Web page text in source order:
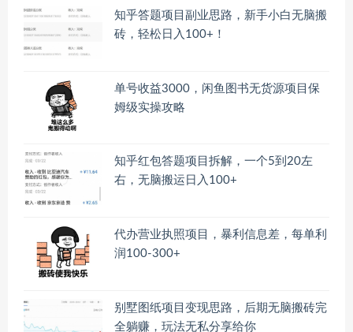
知乎答题项目副业思路，新手小白无脑搬
砖，轻松日入100+！
单号收益3000，闲鱼图书无货源项目保
姆级实操攻略
知乎红包答题项目拆解，一个5到20左
右，无脑搬运日入100+
代办营业执照项目，暴利信息差，每单利
润100-300+
别墅图纸项目变现思路，后期无脑搬砖完
全躺赚，玩法无私分享给你